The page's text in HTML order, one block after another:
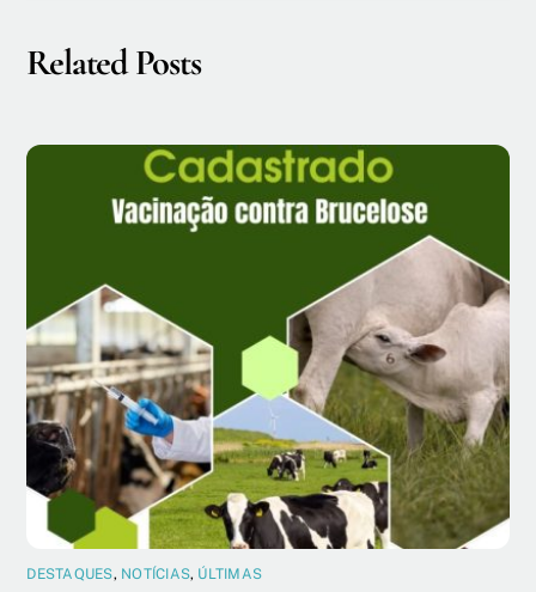
Related Posts
DESTAQUES, NOTÍCIAS, ÚLTIMAS